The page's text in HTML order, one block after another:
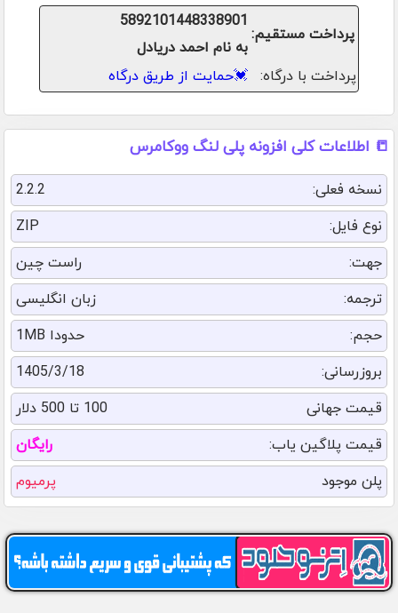
پرداخت مستقیم:
5892101448338901
به نام احمد دریادل
پرداخت با درگاه:
💓حمایت از طریق درگاه
📒 اطلاعات کلی افزونه پلی لنگ ووکامرس
نسخه فعلی:
2.2.2
نوع فایل:
ZIP
جهت:
راست چین
ترجمه:
زبان انگلیسی
حجم:
حدودا 1MB
بروزرسانی:
1405/3/18
قیمت جهانی
100 تا 500 دلار
قیمت پلاگین یاب:
رایگان
پلن موجود
پرمیوم